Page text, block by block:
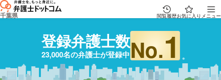
千葉県 閲覧履歴お気に入り メニュー
登録弁護士数
23,000名の弁護士が登録中No.1